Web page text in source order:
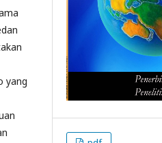
yang